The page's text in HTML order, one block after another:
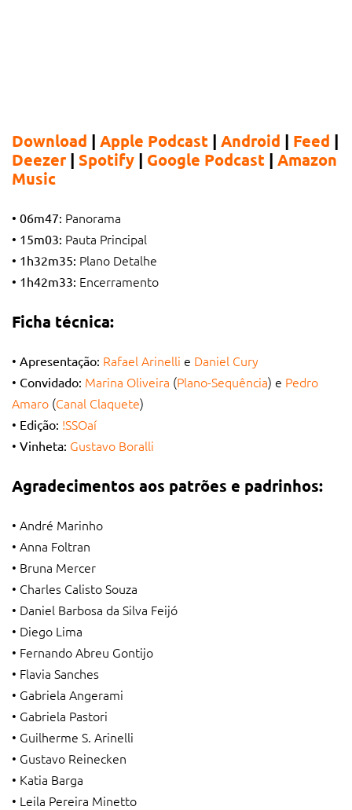
Download | Apple Podcast | Android | Feed |
Deezer| Spotify | Google Podcast | Amazon
Music
• 06m47: Panorama
• 15m03: Pauta Principal
• 1h32m35: Plano Detalhe
• 1h42m33: Encerramento
Ficha técnica:
• Apresentação: Rafael Arinelli e Daniel Cury
• Convidado: Marina Oliveira (Plano-Sequência) e Pedro
Amaro (Canal Claquete)
• Edição: !SSOaí
• Vinheta: Gustavo Boralli
Agradecimentos aos patrões e padrinhos:
• André Marinho
• Anna Foltran
• Bruna Mercer
• Charles Calisto Souza
• Daniel Barbosa da Silva Feijó
• Diego Lima
• Fernando Abreu Gontijo
• Flavia Sanches
• Gabriela Angerami
• Gabriela Pastori
• Guilherme S. Arinelli
• Gustavo Reinecken
• Katia Barga
• Leila Pereira Minetto